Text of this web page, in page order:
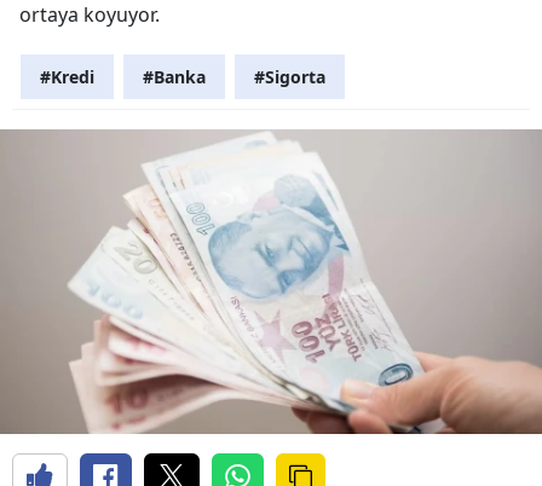
ortaya koyuyor.
#Kredi #Banka #Sigorta